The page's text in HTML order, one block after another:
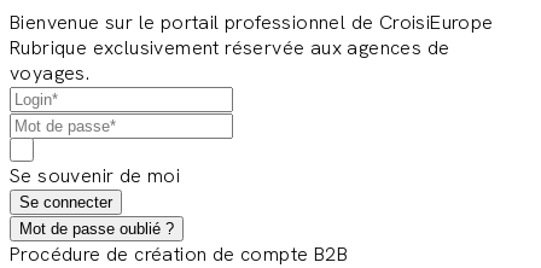
Bienvenue sur le portail professionnel de CroisiEurope
Rubrique exclusivement réservée aux agences de
voyages.
Se souvenir de moi
Se connecter
Mot de passe oublié ?
Procédure de création de compte B2B